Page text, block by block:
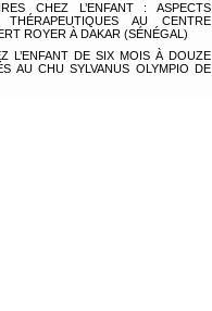
CHEZ L’ENFANT : ASPECTS
AU CENTRE
ROYER À DAKAR (SÉNÉGAL)
L’ENFANT DE SIX MOIS À DOUZE
AU CHU SYLVANUS OLYMPIO DE